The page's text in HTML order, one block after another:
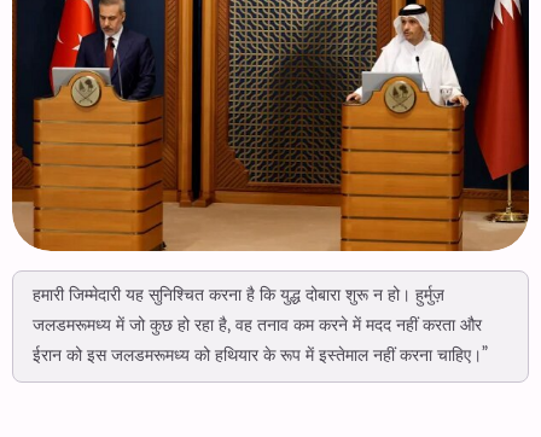
हमारी जिम्मेदारी यह सुनिश्चित करना है कि युद्ध दोबारा शुरू न हो। हुर्मुज़
जलडमरूमध्य में जो कुछ हो रहा है, वह तनाव कम करने में मदद नहीं करता और
ईरान को इस जलडमरूमध्य को हथियार के रूप में इस्तेमाल नहीं करना चाहिए।”